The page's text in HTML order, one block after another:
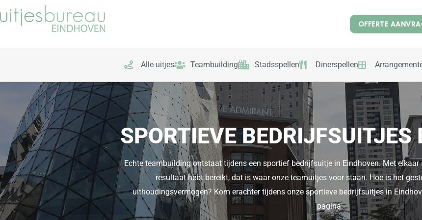
naar
OFFERTE
Alle uitjes Teambuilding Stadsspellen Dinerspellen
SPORTIEVE BEDRIJFSUITJES
Echte teambuilding ontstaat tijdens een sportief bedrijfsuitje in Eindhoven. Met elkaar
resultaat hebt bereikt, dat is waar onze teamuitjes voor staan. Hoe is het
uithoudingsvermogen? Kom erachter tijdens onze sportieve bedrijfsuitjes in
pagina.